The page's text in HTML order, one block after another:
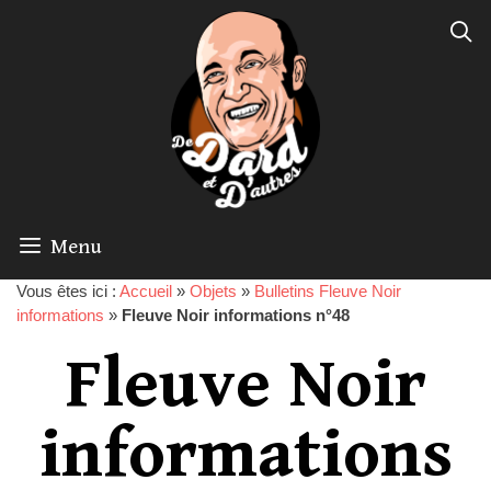
Menu
Vous êtes ici : Accueil » Objets » Bulletins Fleuve Noir
informations » Fleuve Noir informations n°48
Fleuve Noir
informations